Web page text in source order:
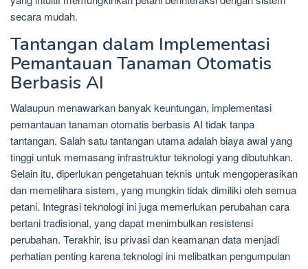
secara mudah.
Tantangan dalam Implementasi
Pemantauan Tanaman Otomatis
Berbasis AI
Walaupun menawarkan banyak keuntungan, implementasi
pemantauan tanaman otomatis berbasis AI tidak tanpa
tantangan. Salah satu tantangan utama adalah biaya awal yang
tinggi untuk memasang infrastruktur teknologi yang dibutuhkan.
Selain itu, diperlukan pengetahuan teknis untuk mengoperasikan
dan memelihara sistem, yang mungkin tidak dimiliki oleh semua
petani. Integrasi teknologi ini juga memerlukan perubahan cara
bertani tradisional, yang dapat menimbulkan resistensi
perubahan. Terakhir, isu privasi dan keamanan data menjadi
perhatian penting karena teknologi ini melibatkan pengumpulan